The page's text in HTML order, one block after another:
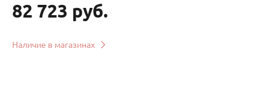
82 723 руб.
Наличие в магазинах